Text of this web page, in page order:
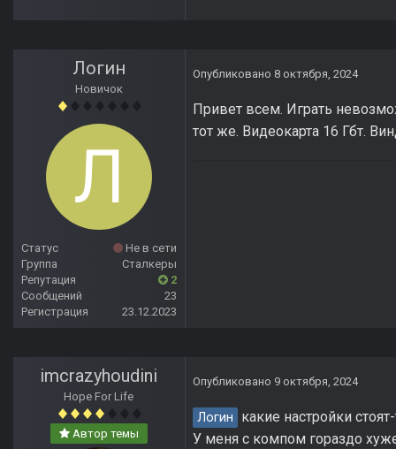
Логин
Новичок
Статус
Не в сети
Группа
Сталкеры
Репутация
2
Сообщений
23
Регистрация
23.12.2023
Опубликовано 8 октября, 2024
Привет всем. Играть
тот же. Видеокарта 16 Гбт.
imcrazyhoudini
Hope For Life
Автор темы
Опубликовано 9 октября, 2024
Логин
какие настройки
У меня с компом гораздо